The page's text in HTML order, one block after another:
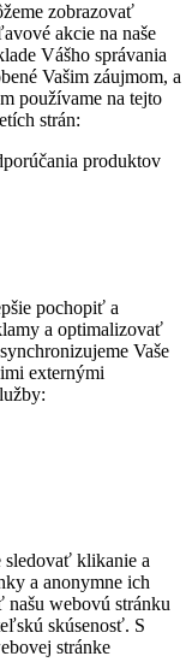
zobrazovať
akcie na naše
Vášho správania
Vašim záujmom, a
používame na tejto
strán:
produktov
pochopiť a
a optimalizovať
Vaše
externými
sledovať klikanie a
a anonymne ich
webovú stránku
skúsenosť. S
stránke